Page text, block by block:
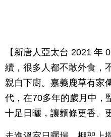
【新唐人亞太台 2021 年
續，很多人都不敢外食，
親自下廚。嘉義鹿草有家
代，在70多年的歲月中，
十足日曬，讓麵條更香、